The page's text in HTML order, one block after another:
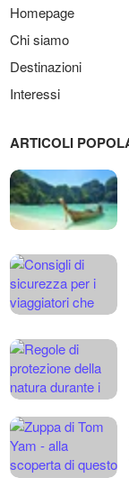
Homepage
Chi siamo
Destinazioni
Interessi
ARTICOLI